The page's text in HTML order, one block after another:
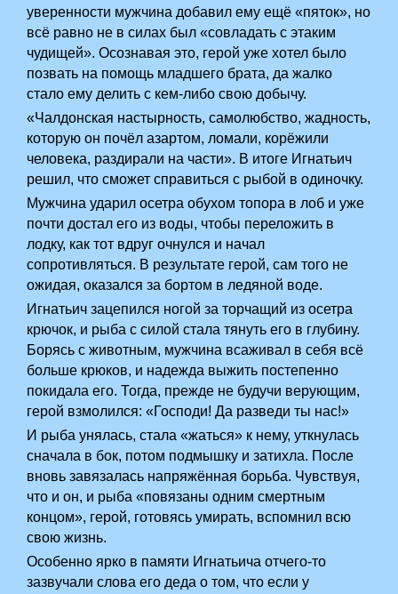
уверенности мужчина добавил ему ещё «пяток», но
всё равно не в силах был «совладать с этаким
чудищей». Осознавая это, герой уже хотел было
позвать на помощь младшего брата, да жалко
стало ему делить с кем-либо свою добычу.
«Чалдонская настырность, самолюбство, жадность,
которую он почёл азартом, ломали, корёжили
человека, раздирали на части». В итоге Игнатьич
решил, что сможет справиться с рыбой в одиночку.
Мужчина ударил осетра обухом топора в лоб и уже
почти достал его из воды, чтобы переложить в
лодку, как тот вдруг очнулся и начал
сопротивляться. В результате герой, сам того не
ожидая, оказался за бортом в ледяной воде.
Игнатьич зацепился ногой за торчащий из осетра
крючок, и рыба с силой стала тянуть его в глубину.
Борясь с животным, мужчина всаживал в себя всё
больше крюков, и надежда выжить постепенно
покидала его. Тогда, прежде не будучи верующим,
герой взмолился: «Господи! Да разведи ты нас!»
И рыба унялась, стала «жаться» к нему, уткнулась
сначала в бок, потом подмышку и затихла. После
вновь завязалась напряжённая борьба. Чувствуя,
что и он, и рыба «повязаны одним смертным
концом», герой, готовясь умирать, вспомнил всю
свою жизнь.
Особенно ярко в памяти Игнатьича отчего-то
зазвучали слова его деда о том, что если у